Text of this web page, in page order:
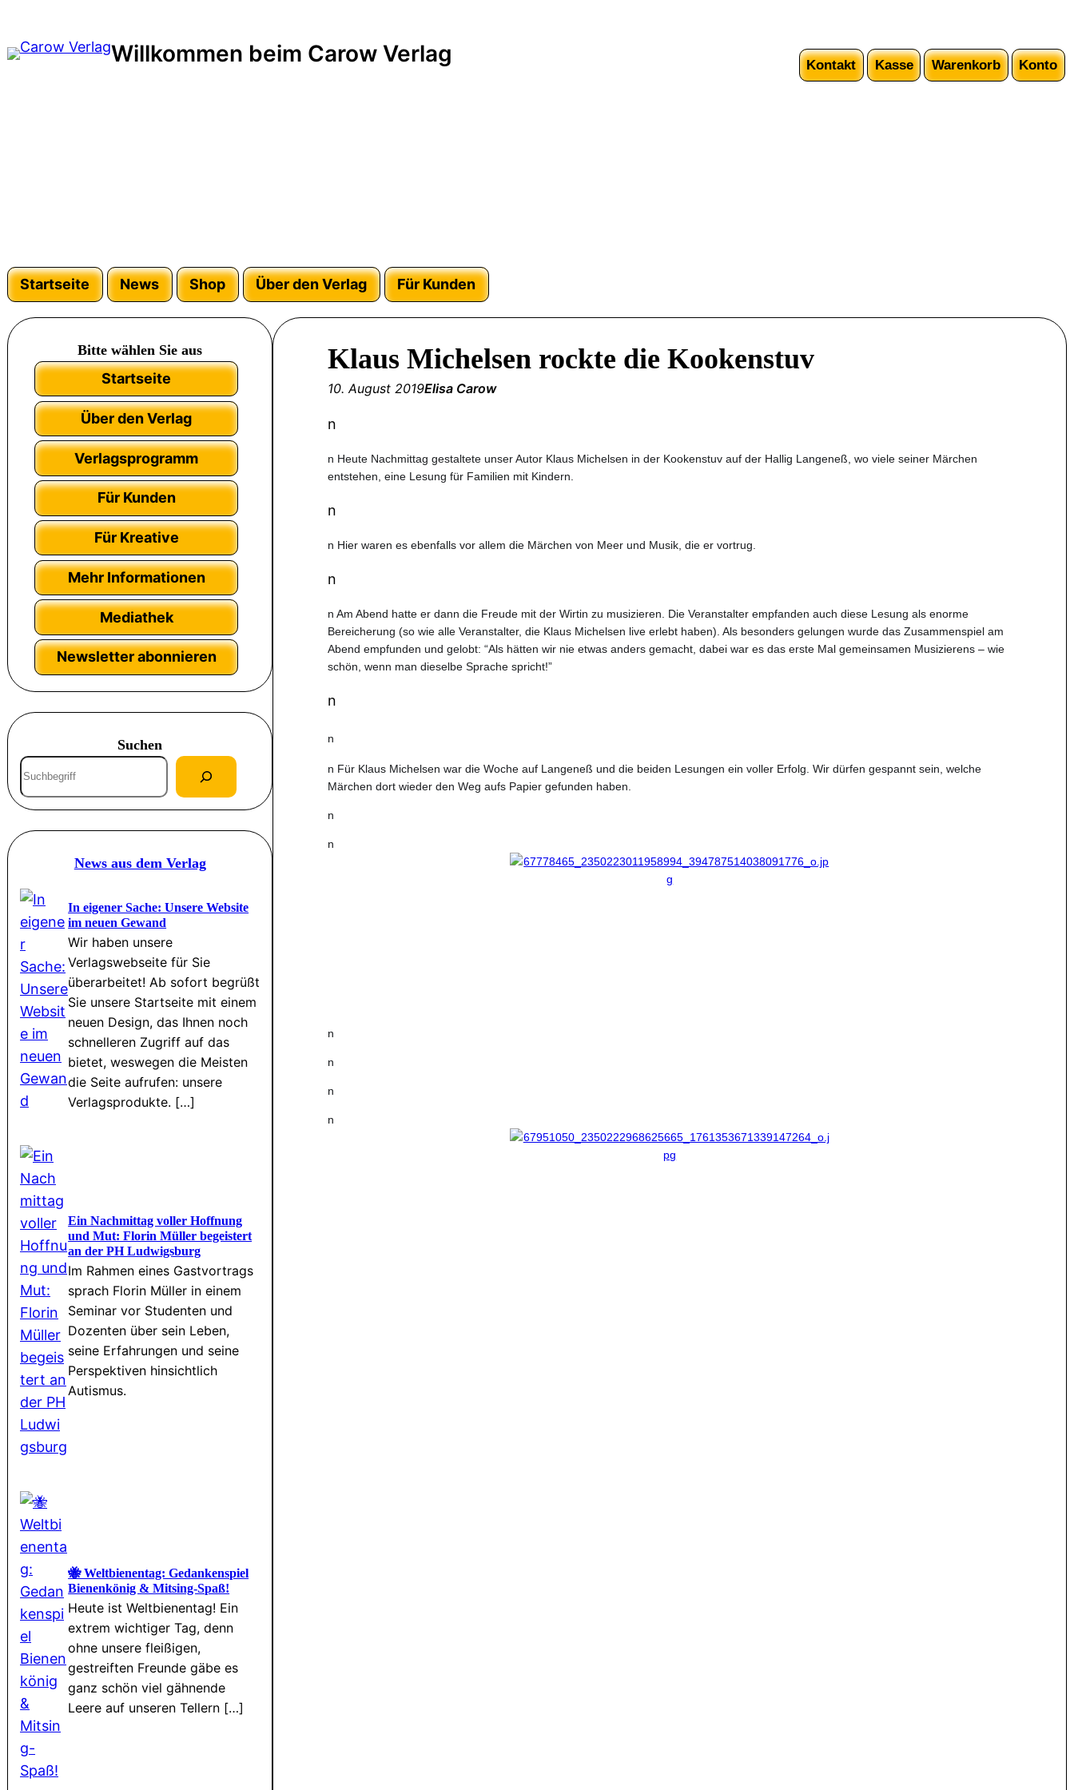
Inhalt
springen
Willkommen beim Carow Verlag Kontakt Kasse Warenkorb Konto
Startseite News Shop Über den Verlag Für Kunden
Bitte wählen Sie aus
Startseite
Über den Verlag
Verlagsprogramm
Für Kunden
Für Kreative
Mehr Informationen
Mediathek
Newsletter abonnieren
Suchen
S
u
c
h
News aus dem Verlag
In eigener Sache: Unsere Website
im neuen Gewand
Wir haben unsere
Verlagswebseite für Sie
überarbeitet! Ab sofort begrüßt
Sie unsere Startseite mit einem
neuen Design, das Ihnen noch
schnelleren Zugriff auf das
bietet, weswegen die Meisten
die Seite aufrufen: unsere
Verlagsprodukte. […]
Ein Nachmittag voller Hoffnung
und Mut: Florin Müller begeistert
an der PH Ludwigsburg
Im Rahmen eines Gastvortrags
sprach Florin Müller in einem
Seminar vor Studenten und
Dozenten über sein Leben,
seine Erfahrungen und seine
Perspektiven hinsichtlich
Autismus.
🐝 Weltbienentag: Gedankenspiel
Bienenkönig & Mitsing-Spaß!
Heute ist Weltbienentag! Ein
extrem wichtiger Tag, denn
ohne unsere fleißigen,
gestreiften Freunde gäbe es
ganz schön viel gähnende
Leere auf unseren Tellern […]
Klaus Michelsen rockte die Kookenstuv
10. August 2019Elisa Carow
n
n Heute Nachmittag gestaltete unser Autor Klaus Michelsen in der Kookenstuv auf der Hallig Langeneß, wo viele seiner Märchen
entstehen, eine Lesung für Familien mit Kindern.
n
n Hier waren es ebenfalls vor allem die Märchen von Meer und Musik, die er vortrug.
n
n Am Abend hatte er dann die Freude mit der Wirtin zu musizieren. Die Veranstalter empfanden auch diese Lesung als enorme
Bereicherung (so wie alle Veranstalter, die Klaus Michelsen live erlebt haben). Als besonders gelungen wurde das Zusammenspiel am
Abend empfunden und gelobt: “Als hätten wir nie etwas anders gemacht, dabei war es das erste Mal gemeinsamen Musizierens – wie
schön, wenn man dieselbe Sprache spricht!”
n
n
n Für Klaus Michelsen war die Woche auf Langeneß und die beiden Lesungen ein voller Erfolg. Wir dürfen gespannt sein, welche
Märchen dort wieder den Weg aufs Papier gefunden haben.
n
n
n
n
n
n